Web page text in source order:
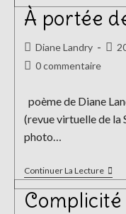
À portée
Auteur/autrice
de
Diane Landry
Commentaires
publication :
0 commentaire
poème de Diane
(revue virtuelle de la
photo…
Continuer La LectureÀ
De
Ciel
Complicité